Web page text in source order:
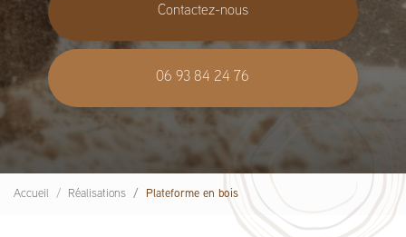
Contactez-nous
06 93 84 24 76
Accueil Réalisations Plateforme en bois